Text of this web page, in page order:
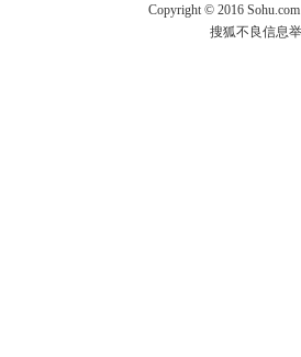
Copyright © 2016
搜狐不良信息